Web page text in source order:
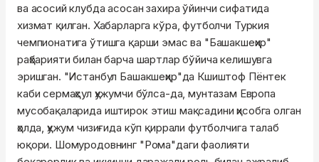
ва асосий клубда асосан захира ўйинчи сифатида
хизмат қилган. Хабарларга кўра, футболчи Туркия
чемпионатига ўтишга қарши эмас ва "Башакшеҳир"
раҳбарияти билан барча шартлар бўйича келишувга
эришган. "Истанбул Башакшеҳир"да Кшиштоф Пёнтек
каби сермаҳсул ҳужумчи бўлса-да, мунтазам Европа
мусобақаларида иштирок этиш мақсадини ҳисобга олган
ҳолда, ҳужум чизиғида кўп қиррали футболчига талаб
юқори. Шомуродовнинг "Рома"даги фаолияти